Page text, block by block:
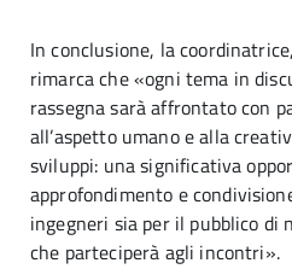
In conclusione, la coordinatrice,
rimarca che «ogni tema in
rassegna sarà affrontato con
all’aspetto umano e alla
sviluppi: una significativa
approfondimento e
ingegneri sia per il pubblico di
che parteciperà agli incontri».